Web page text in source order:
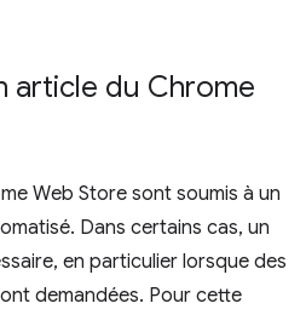
article du Chrome
Web Store sont soumis à un
Dans certains cas, un
en particulier lorsque des
demandées. Pour cette